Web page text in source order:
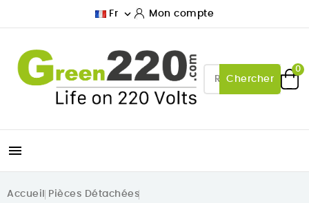
Fr  Mon compte
Chercher
0

Accueil
Pièces Détachées